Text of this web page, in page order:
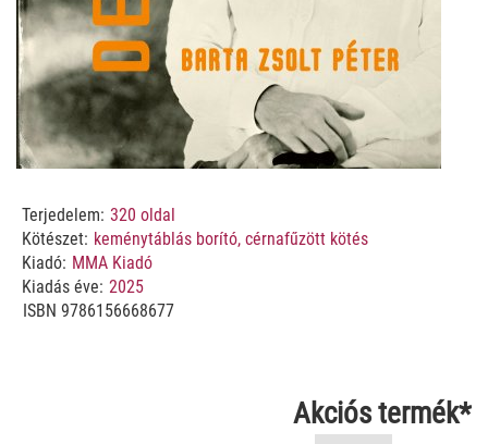
Terjedelem: 320 oldal
Kötészet: keménytáblás borító, cérnafűzött kötés
Kiadó: MMA Kiadó
Kiadás éve: 2025
ISBN 9786156668677
Akciós termék*